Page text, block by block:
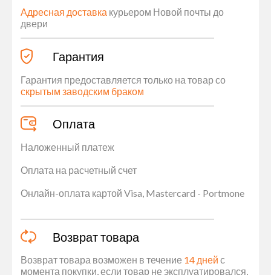
Адресная доставка курьером Новой почты до
двери
Гарантия
Гарантия предоставляется только на товар со
скрытым заводским браком
Оплата
Наложенный платеж
Оплата на расчетный счет
Онлайн-оплата картой Visa, Mastercard - Portmone
Возврат товара
Возврат товара возможен в течение 14 дней с
момента покупки, если товар не эксплуатировался,